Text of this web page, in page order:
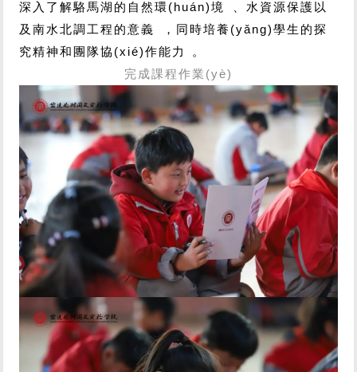
深入了解駱馬湖的自然環(huán)境、水資源保護以
及南水北調工程的意義，同時培養(yǎng)學生的探
究精神和團隊協(xié)作能力。
完成課程作業(yè)